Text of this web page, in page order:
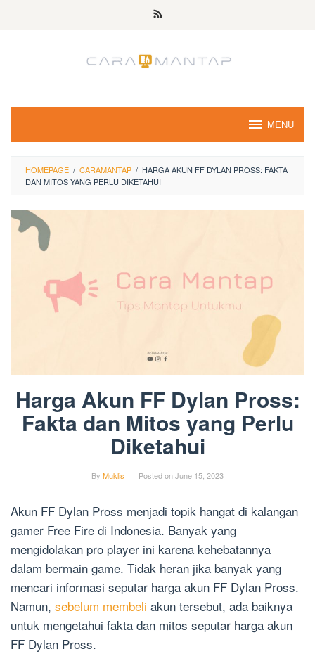
MENU
HOMEPAGE / CARAMANTAP / HARGA AKUN FF DYLAN PROSS: FAKTA
DAN MITOS YANG PERLU DIKETAHUI
Harga Akun FF Dylan Pross:
Fakta dan Mitos yang Perlu
Diketahui
By Muklis Posted onJune 15, 2023
Akun FF Dylan Pross menjadi topik hangat di kalangan
gamer Free Fire di Indonesia. Banyak yang
mengidolakan pro player ini karena kehebatannya
dalam bermain game. Tidak heran jika banyak yang
mencari informasi seputar harga akun FF Dylan Pross.
Namun, sebelum membeli akun tersebut, ada baiknya
untuk mengetahui fakta dan mitos seputar harga akun
FF Dylan Pross.